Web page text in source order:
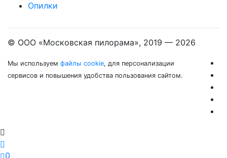
Опилки
© ООО «Московская пилорама», 2019 — 2026
Мы используем файлы cookie, для персонализации
сервисов и повышения удобства пользования сайтом.
0